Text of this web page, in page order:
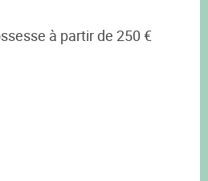
à partir de 250 €